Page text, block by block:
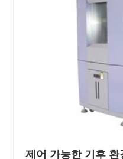
제어 가능한 기후 환